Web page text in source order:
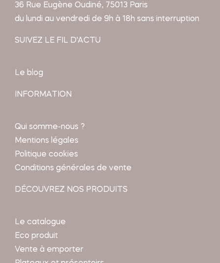
36 Rue Eugène Oudiné, 75013 Paris
du lundi au vendredi de 9h à 18h sans interruption
SUIVEZ LE FIL D'ACTU
Le blog
INFORMATION
Qui somme-nous ?
Mentions légales
Politique cookies
Conditions générales de vente
DÉCOUVREZ NOS PRODUITS
Le catalogue
Eco produit
Vente à emporter